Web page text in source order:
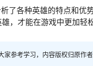
了各种英雄的特点和优
，才能在游戏中更加轻
参考学习，内容版权归原作